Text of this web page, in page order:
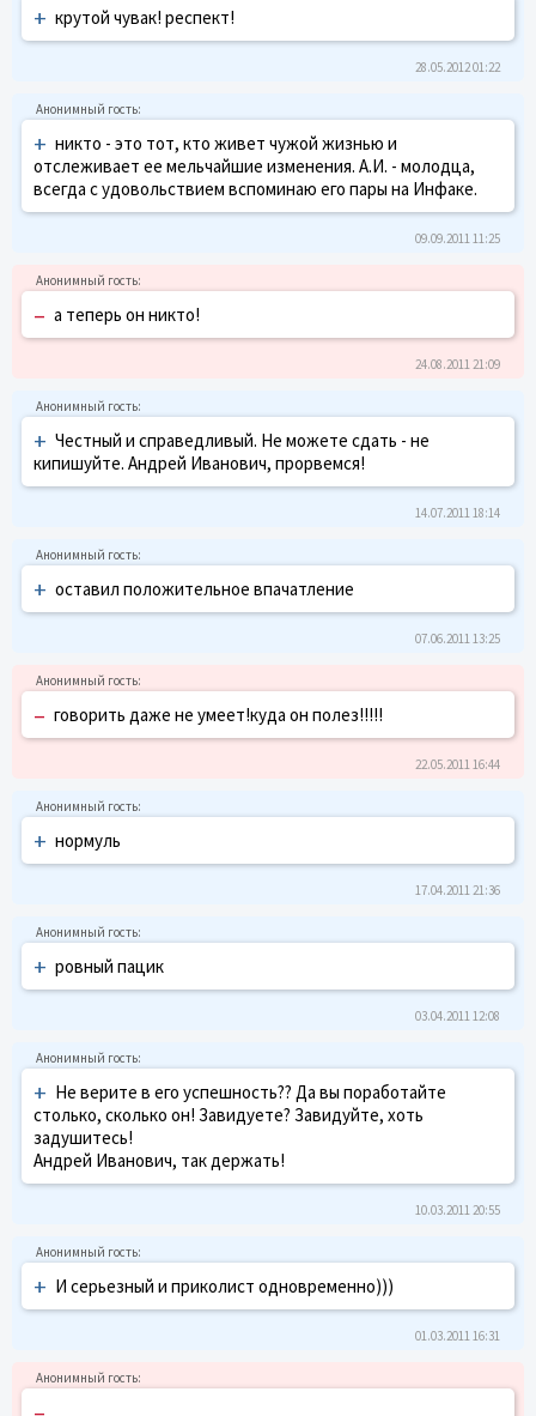
+ крутой чувак! респект!
28.05.2012 01:22
+ никто - это тот, кто живет чужой жизнью и
отслеживает ее мельчайшие изменения. А.И. - молодца,
всегда с удовольствием вспоминаю его пары на Инфаке.
09.09.2011 11:25
– а теперь он никто!
24.08.2011 21:09
+ Честный и справедливый. Не можете сдать - не
кипишуйте. Андрей Иванович, прорвемся!
14.07.2011 18:14
+ оставил положительное впачатление
07.06.2011 13:25
– говорить даже не умеет!куда он полез!!!!!
22.05.2011 16:44
+ нормуль
17.04.2011 21:36
+ ровный пацик
03.04.2011 12:08
+ Не верите в его успешность?? Да вы поработайте
столько, сколько он! Завидуете? Завидуйте, хоть
задушитесь!
Андрей Иванович, так держать!
10.03.2011 20:55
+ И серьезный и приколист одновременно)))
01.03.2011 16:31